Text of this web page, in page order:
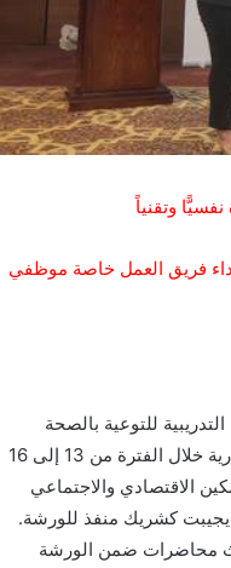
وتقنياً
فريق العمل خاصة موظفي
للتوعية بالصحة
النفسية وإدارة حالات العنف التي أطلقها المجلس القومي للمرأة بمدينة الإسكندرية خلال الفترة من 13 إلى 16
الاقتصادي والاجتماعي
ايجيبت كشريك منفذ للورشة.
محاضرات ضمن الورشة